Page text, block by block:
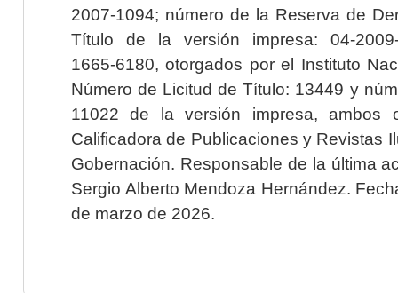
2007-1094; número de la Reserva de
Título de la versión impresa: 04-2009-
1665-6180, otorgados por el Instituto
Número de Licitud de Título: 13449 y
11022 de la versión impresa, ambos
Calificadora de Publicaciones y Revistas
Gobernación. Responsable de la última
Sergio Alberto Mendoza Hernández.
de marzo de 2026.